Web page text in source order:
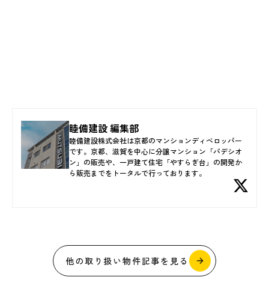
睦備建設 編集部
睦備建設株式会社は京都のマンションディベロッパー
です。京都、滋賀を中心に分譲マンション「パデシオ
ン」の販売や、一戸建て住宅「やすらぎ台」の開発か
ら販売までをトータルで行っております。
他の取り扱い物件記事を見る